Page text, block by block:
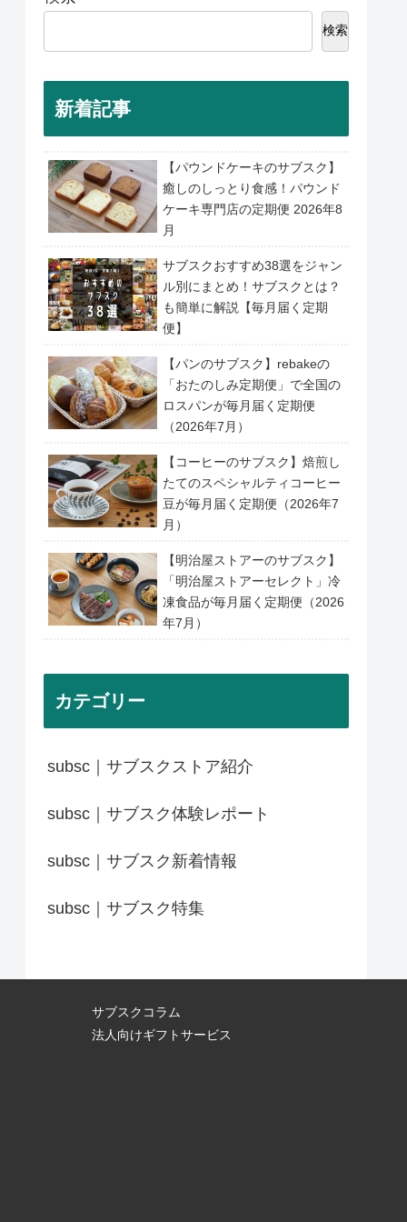
検索
新着記事
【パウンドケーキのサブスク】
癒しのしっとり食感！パウンド
ケーキ専門店の定期便 2026年8
月
サブスクおすすめ38選をジャン
ル別にまとめ！サブスクとは？
も簡単に解説【毎月届く定期
便】
【パンのサブスク】rebakeの
「おたのしみ定期便」で全国の
ロスパンが毎月届く定期便
（2026年7月）
【コーヒーのサブスク】焙煎し
たてのスペシャルティコーヒー
豆が毎月届く定期便（2026年7
月）
【明治屋ストアーのサブスク】
「明治屋ストアーセレクト」冷
凍食品が毎月届く定期便（2026
年7月）
カテゴリー
subsc｜サブスクストア紹介
subsc｜サブスク体験レポート
subsc｜サブスク新着情報
subsc｜サブスク特集
サブスクコラム
法人向けギフトサービス